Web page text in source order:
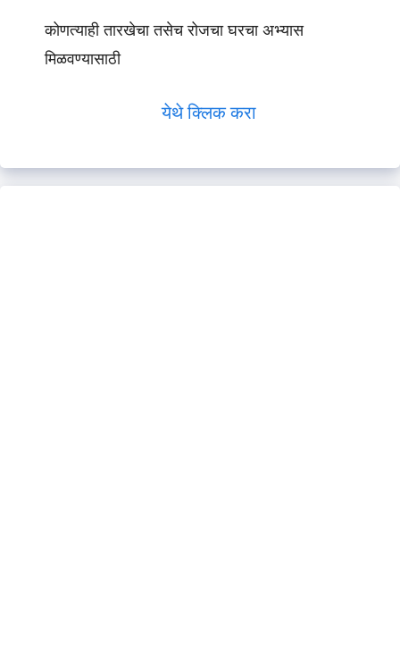
कोणत्याही तारखेचा तसेच रोजचा घरचा अभ्यास
मिळवण्यासाठी
येथे क्लिक करा